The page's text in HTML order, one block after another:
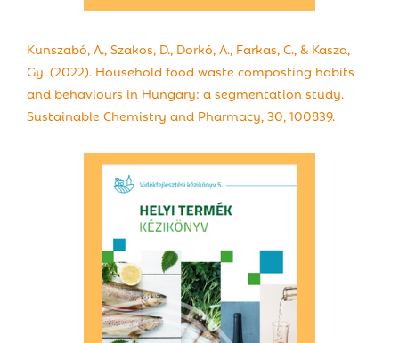
Kunszabó, A., Szakos, D., Dorkó, A., Farkas, C., & Kasza,
Gy. (2022). Household food waste composting habits
and behaviours in Hungary: a segmentation study.
Sustainable Chemistry and Pharmacy, 30, 100839.